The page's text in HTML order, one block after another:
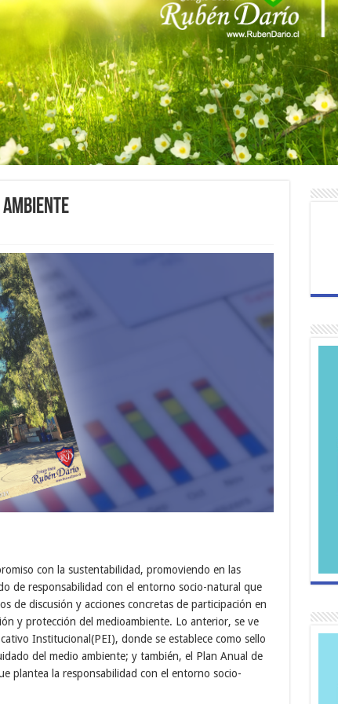
con la sustentabilidad, promoviendo en las
de responsabilidad con el entorno socio-natural que
de discusión y acciones concretas de participación en
y protección del medioambiente. Lo anterior, se ve
Institucional(PEI), donde se establece como sello
del medio ambiente; y también, el Plan Anual de
plantea la responsabilidad con el entorno socio-